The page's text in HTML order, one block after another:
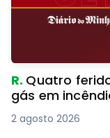
R. Quatro
gás em
2 agosto 2026